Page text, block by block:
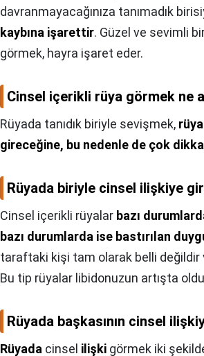
davranmayacağınıza tanımadık
kaybına işarettir. Güzel ve sevimli
görmek, hayra işaret eder.
Cinsel içerikli rüya görmek ne
Rüyada tanıdık biriyle sevişmek,
gireceğine, bu nedenle de çok
Rüyada biriyle cinsel ilişkiye
Cinsel içerikli rüyalar bazı
bazı durumlarda ise bastırılan
taraftaki kişi tam olarak belli değildir
Bu tip rüyalar libidonuzun artışta
Rüyada başkasının cinsel
Rüyada cinsel ilişki görmek iki